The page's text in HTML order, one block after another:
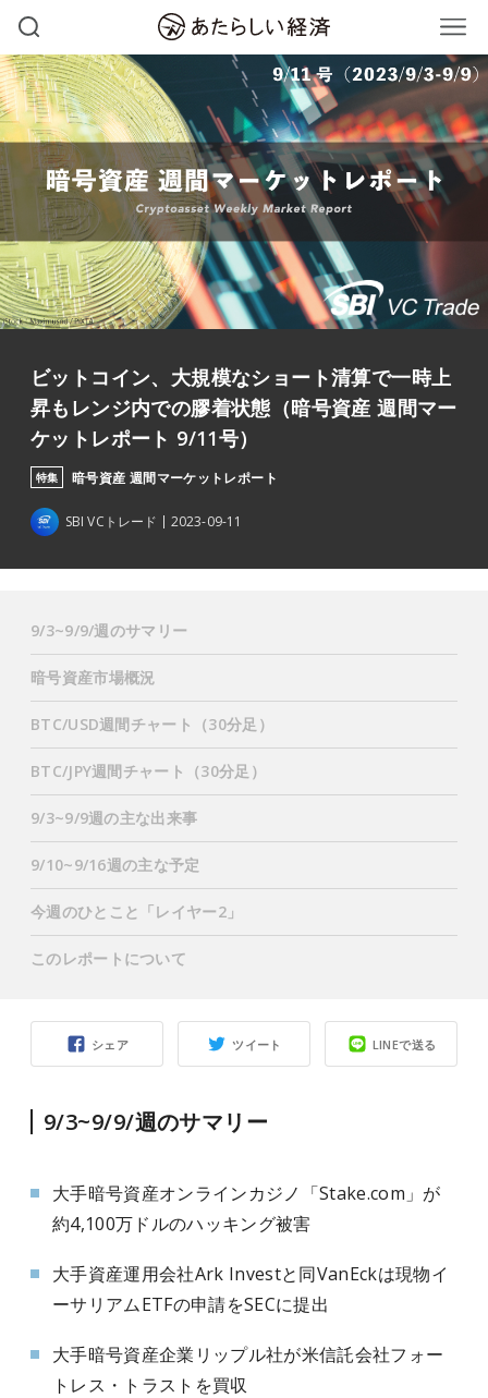
ビットコイン、大規模なショート清算で一時上
昇もレンジ内での膠着状態（暗号資産 週間マー
ケットレポート 9/11号）
特集 暗号資産 週間マーケットレポート
SBI VCトレード 2023-09-11
シェア ツイート LINEで送る
9/3~9/9/週のサマリー
大手暗号資産オンラインカジノ「Stake.com」が
約4,100万ドルのハッキング被害
大手資産運用会社Ark Investと同VanEckは現物イ
ーサリアムETFの申請をSECに提出
大手暗号資産企業リップル社が米信託会社フォー
トレス・トラストを買収
9/3~9/9/週のサマリー
暗号資産市場概況
BTC/USD週間チャート（30分足）
BTC/JPY週間チャート（30分足）
9/3~9/9週の主な出来事
9/10~9/16週の主な予定
今週のひとこと「レイヤー2」
このレポートについて